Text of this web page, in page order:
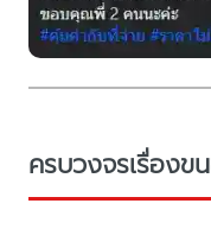
ครบวงจรเรื่องข